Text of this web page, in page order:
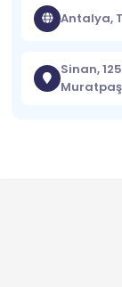
Antalya,
Sinan,